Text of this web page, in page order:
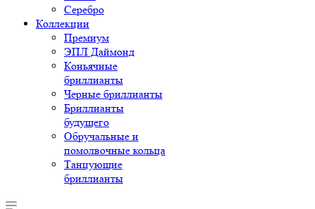
Серебро
Коллекции
Премиум
ЭПЛ Даймонд
Коньячные
бриллианты
Черные бриллианты
Бриллианты
будущего
Обручальные и
помолвочные кольца
Танцующие
бриллианты